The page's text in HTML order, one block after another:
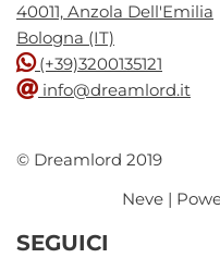
40011, Anzola Dell'Emilia
Bologna (IT)
(+39)3200135121
info@dreamlord.it
© Dreamlord 2019
Neve |
SEGUICI